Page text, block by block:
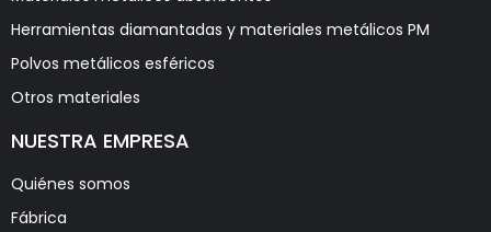
Herramientas diamantadas y materiales metálicos PM
Polvos metálicos esféricos
Otros materiales
NUESTRA EMPRESA
Quiénes somos
Fábrica